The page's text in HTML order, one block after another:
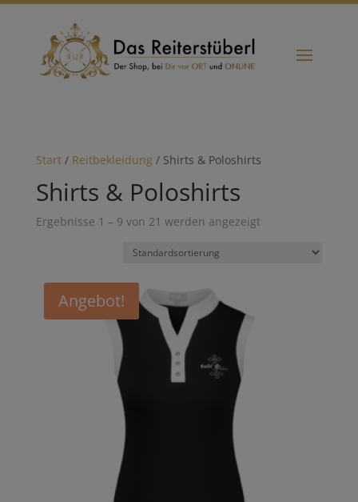
Start/ Reitbekleidung / Shirts & Poloshirts
Shirts & Poloshirts
Ergebnisse 1 – 9 von 21 werden angezeigt
Angebot!